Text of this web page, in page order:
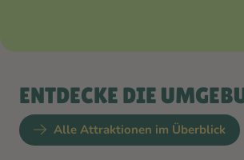
ENTDECKE DIE
Alle Attraktionen im Überblick